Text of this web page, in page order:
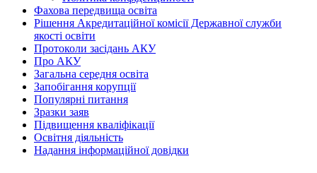
Фахова передвища освіта
Рішення Акредитаційної комісії Державної служби
якості освіти
Протоколи засідань АКУ
Про АКУ
Загальна середня освіта
Запобігання корупції
Популярні питання
Зразки заяв
Підвищення кваліфікації
Освітня діяльність
Надання інформаційної довідки